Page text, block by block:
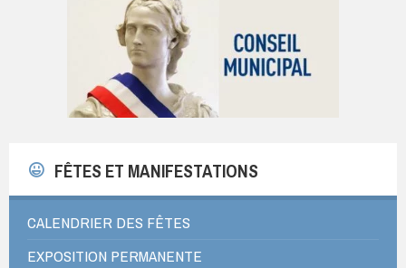
FÊTES ET MANIFESTATIONS
CALENDRIER DES FÊTES
EXPOSITION PERMANENTE